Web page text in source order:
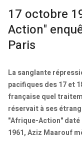
17 octobre
Action"
Paris
La sanglante
pacifiques des 17 et
française quel
réservait à ses
"Afrique-Action" daté
1961, Aziz Maarouf